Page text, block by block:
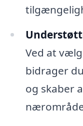
Ved at
bidrager
og skaber